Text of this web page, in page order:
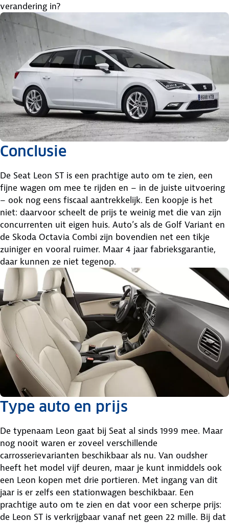
verandering in?
Conclusie
De Seat Leon ST is een prachtige auto om te zien, een
fijne wagen om mee te rijden en – in de juiste uitvoering
– ook nog eens fiscaal aantrekkelijk. Een koopje is het
niet: daarvoor scheelt de prijs te weinig met die van zijn
concurrenten uit eigen huis. Auto’s als de Golf Variant en
de Skoda Octavia Combi zijn bovendien net een tikje
zuiniger en vooral ruimer. Maar 4 jaar fabrieksgarantie,
daar kunnen ze niet tegenop.
Type auto en prijs
De typenaam Leon gaat bij Seat al sinds 1999 mee. Maar
nog nooit waren er zoveel verschillende
carrosserievarianten beschikbaar als nu. Van oudsher
heeft het model vijf deuren, maar je kunt inmiddels ook
een Leon kopen met drie portieren. Met ingang van dit
jaar is er zelfs een stationwagen beschikbaar. Een
prachtige auto om te zien en dat voor een scherpe prijs:
de Leon ST is verkrijgbaar vanaf net geen 22 mille. Bij dat